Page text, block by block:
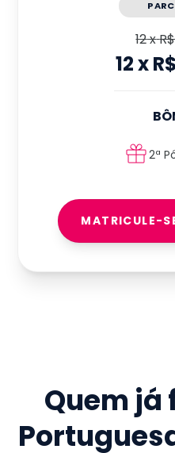
12x
12x
2ª
MATRICULE-
Quem já